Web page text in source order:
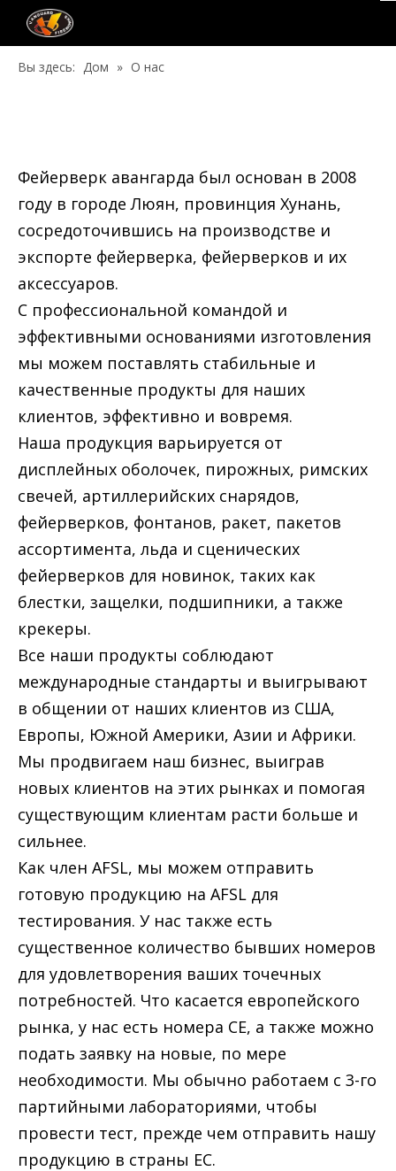
Вы здесь: Дом » О нас
Фейерверк авангарда был основан в 2008
году в городе Люян, провинция Хунань,
сосредоточившись на производстве и
экспорте фейерверка, фейерверков и их
аксессуаров.
С профессиональной командой и
эффективными основаниями изготовления
мы можем поставлять стабильные и
качественные продукты для наших
клиентов, эффективно и вовремя.
Наша продукция варьируется от
дисплейных оболочек, пирожных, римских
свечей, артиллерийских снарядов,
фейерверков, фонтанов, ракет, пакетов
ассортимента, льда и сценических
фейерверков для новинок, таких как
блестки, защелки, подшипники, а также
крекеры.
Все наши продукты соблюдают
международные стандарты и выигрывают
в общении от наших клиентов из США,
Европы, Южной Америки, Азии и Африки.
Мы продвигаем наш бизнес, выиграв
новых клиентов на этих рынках и помогая
существующим клиентам расти больше и
сильнее.
Как член AFSL, мы можем отправить
готовую продукцию на AFSL для
тестирования. У нас также есть
существенное количество бывших номеров
для удовлетворения ваших точечных
потребностей. Что касается европейского
рынка, у нас есть номера CE, а также можно
подать заявку на новые, по мере
необходимости. Мы обычно работаем с 3-го
партийными лабораториями, чтобы
провести тест, прежде чем отправить нашу
продукцию в страны ЕС.